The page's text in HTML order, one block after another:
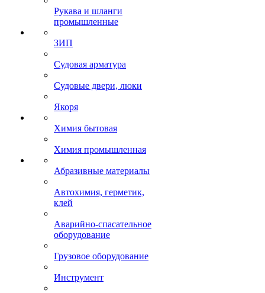
Рукава и шланги
промышленные
ЗИП
Судовая арматура
Судовые двери, люки
Якоря
Химия бытовая
Химия промышленная
Абразивные материалы
Автохимия, герметик,
клей
Аварийно-спасательное
оборудование
Грузовое оборудование
Инструмент